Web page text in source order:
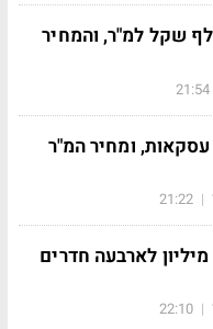
ג': 30 אלף שקל למ"ר, והמחיר
21:54
אם המושבות: 97 עסקאות, ומחיר המ"ר
|
21:22
קריית גנים: 2.65 מיליון לארבעה חדרים
|
22:10